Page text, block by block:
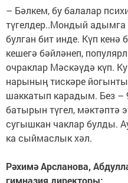
– Бәлкем, бу балалар
түгелдер..Мондый адымга
булган бит инде. Күп кенә
кешегә бәйлә­неп,
очраклар Мәскәүдә күп.
нарының тискәре
шаккатып карадым. Без –
батырын түгел, мәктәптә
сугышкан чаклар булды.
ка сыймаслык хәл.
Рәхимә Арсланова,
гимназия директоры: